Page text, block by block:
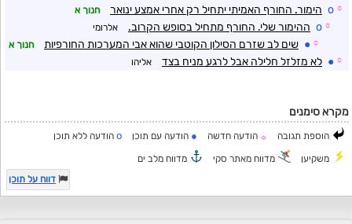
☼
o הימור. החורף האמיתי יתחיל רק אחרי אמצע ינואר חנוך א
☼
o ההימור שלי. החורף מתחיל בסופש הקרוב. אלרומי
☼
● שים לב שזרם הסילון הקוטבי שהוא אבי המערכות החורפיות חנוך א
☼
● לא מזלזל חלילה אבל לרגע מניח בצד אליהו
מקרא סימנים
הוספת תגובה ☼ הודעה חדשה ● הודעה עם תוכן o הודעה ללא תוכן
משקיען מדווח מאתר סקי
מדווח מלב ים
דווח על תוכן